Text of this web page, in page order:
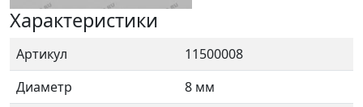
Характеристики
Артикул
11500008
Диаметр
8 мм